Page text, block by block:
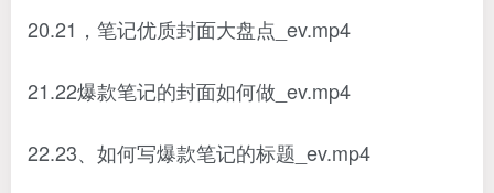
20.21，笔记优质封面大盘点_ev.mp4
21.22爆款笔记的封面如何做_ev.mp4
22.23、如何写爆款笔记的标题_ev.mp4